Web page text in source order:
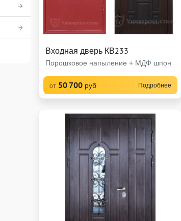
Входная дверь КВ233
Порошковое напыление + МДФ шпон
от 50 700 руб Подробнее